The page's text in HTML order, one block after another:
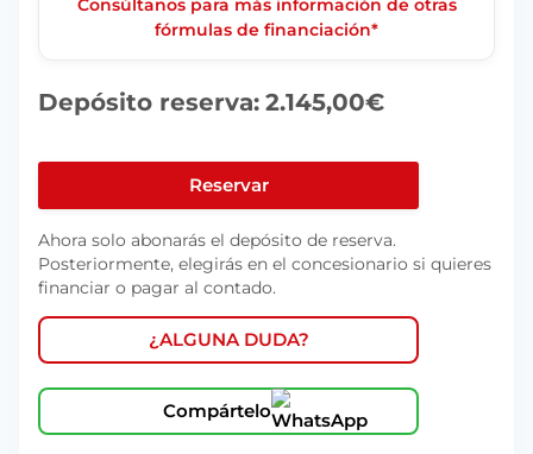
Consúltanos para más información de otras
fórmulas de financiación*
Depósito reserva: 2.145,00€
AUDI
SPORTBACK
S
LINE
TFSI
E
150KW
S
cantidad
Reservar
Ahora solo abonarás el depósito de reserva.
Posteriormente, elegirás en el concesionario si quieres
financiar o pagar al contado.
¿ALGUNA DUDA?
Compártelo